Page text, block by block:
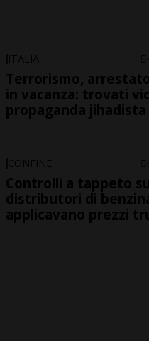
ITALIA
Terrorismo,
in vacanza: trovati
propaganda jihadista
CONFINE
Controlli a tappeto
distributori di
applicavano prezzi